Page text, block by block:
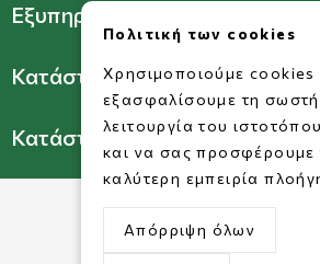
Εξυπηρέτηση Πελατών
Κατάστημα Γλυφάδας
Κατάστημα Πατησίων
Πολιτική των cookies
Χρησιμοποιούμε cookies
εξασφαλίσουμε τη σωστή
λειτουργία του
και να σας προσφέρουμε
καλύτερη εμπειρία
Απόρριψη όλων